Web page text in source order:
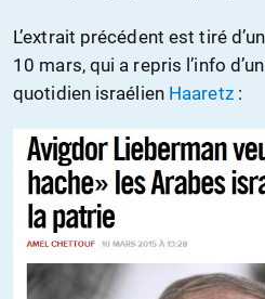
L’extrait précédent est tiré
10 mars, qui a repris l’info
quotidien israélien Haaretz :